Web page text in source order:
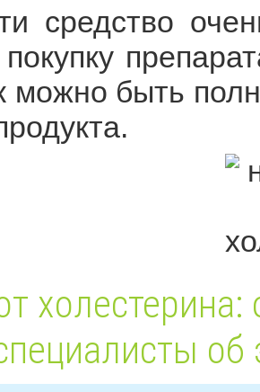
средство
покупку
можно быть
об